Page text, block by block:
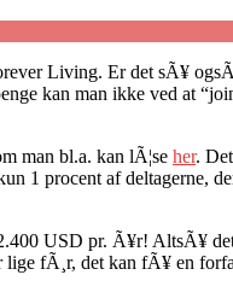
Living. Er det sÃ¥
kan man ikke ved at
man bl.a. kan lÃ¦se her.
procent af deltagerne,
USD pr. Ã¥r! AltsÃ¥
fÃ¸r, det kan fÃ¥ en